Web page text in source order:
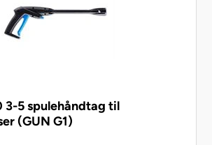
3-5 spulehåndtag til
(GUN G1)